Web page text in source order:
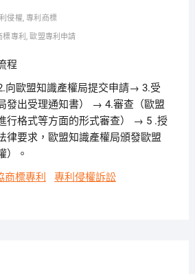
侵權,專利商標
標專利 , 歐盟專利申請
程
向歐盟知識產權局提交申請→ 3.受
發出受理通知書） → 4.審查（歐盟
行格式等方面的形式審查） → 5 .授
律要求，歐盟知識產權局頒發歐盟
）。
商標專利 專利侵權訴訟